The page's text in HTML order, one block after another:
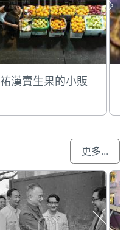
祐漢賣生果的小販
更多...